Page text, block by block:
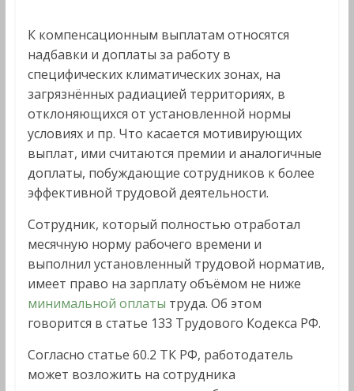
К компенсационным выплатам относятся
надбавки и доплаты за работу в
специфических климатических зонах, на
загрязнённых радиацией территориях, в
отклоняющихся от установленной нормы
условиях и пр. Что касается мотивирующих
выплат, ими считаются премии и аналогичные
доплаты, побуждающие сотрудников к более
эффективной трудовой деятельности.
Сотрудник, который полностью отработал
месячную норму рабочего времени и
выполнил установленный трудовой норматив,
имеет право на зарплату объёмом не ниже
минимальной оплаты труда. Об этом
говорится в статье 133 Трудового Кодекса РФ.
Согласно статье 60.2 ТК РФ, работодатель
может возложить на сотрудника